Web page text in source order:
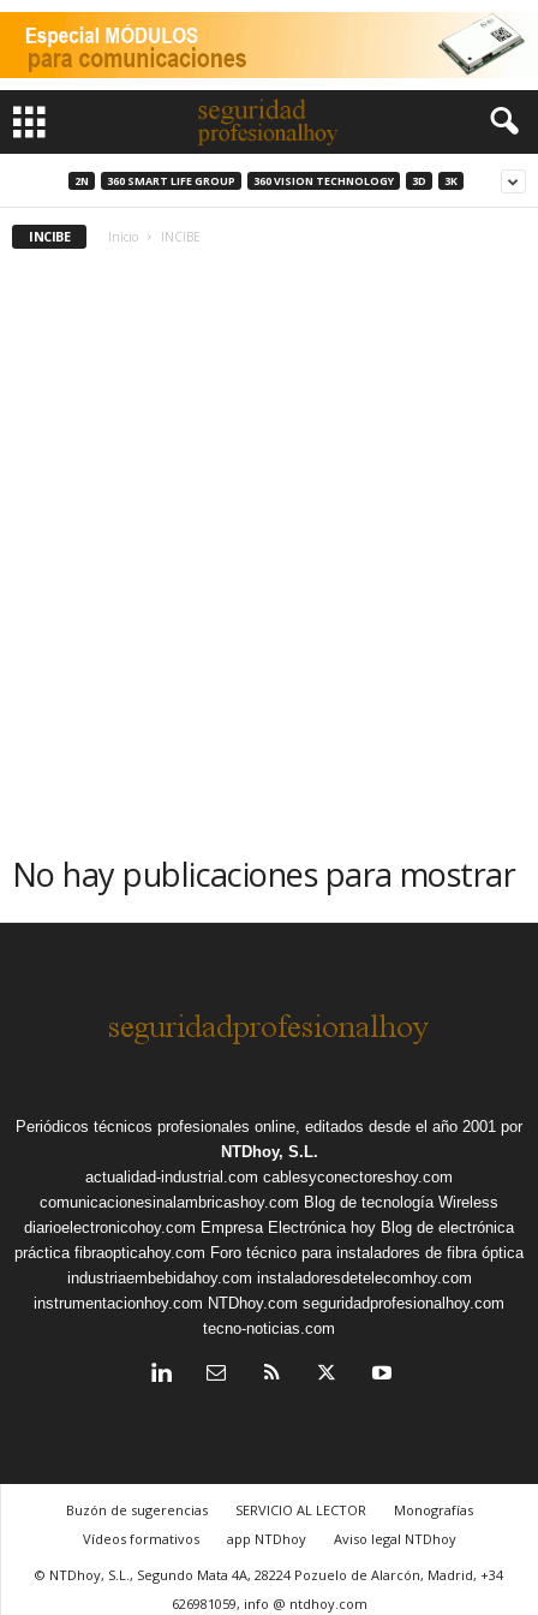
2N 360 SMART LIFE GROUP 360 VISION TECHNOLOGY 3D 3K
INCIBE Inicio INCIBE
No hay publicaciones para mostrar
Periódicos técnicos profesionales online, editados desde el año 2001 por
NTDhoy, S.L.
actualidad-industrial.com cablesyconectoreshoy.com
comunicacionesinalambricashoy.com Blog de tecnología Wireless
diarioelectronicohoy.com Empresa Electrónica hoy Blog de electrónica
práctica fibraopticahoy.com Foro técnico para instaladores de fibra óptica
industriaembebidahoy.com instaladoresdetelecomhoy.com
instrumentacionhoy.com NTDhoy.com seguridadprofesionalhoy.com
tecno-noticias.com
Buzón de sugerencias SERVICIO AL LECTOR
Monografías
Vídeos formativos
app NTDhoy
Aviso legal NTDhoy
© NTDhoy, S.L., Segundo Mata 4A, 28224 Pozuelo de Alarcón, Madrid, +34
626981059, info @ ntdhoy.com